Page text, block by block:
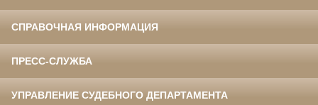
СПРАВОЧНАЯ ИНФОРМАЦИЯ
ПРЕСС-СЛУЖБА
УПРАВЛЕНИЕ СУДЕБНОГО ДЕПАРТАМЕНТА